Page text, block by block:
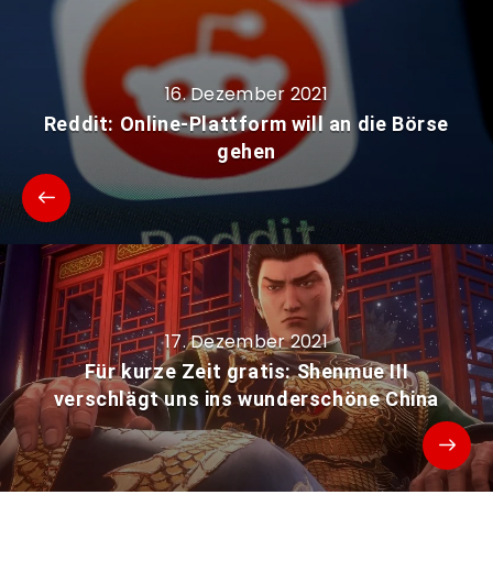
16. Dezember 2021
Reddit: Online-Plattform will an die Börse
gehen
17. Dezember 2021
Für kurze Zeit gratis: Shenmue III
verschlägt uns ins wunderschöne China